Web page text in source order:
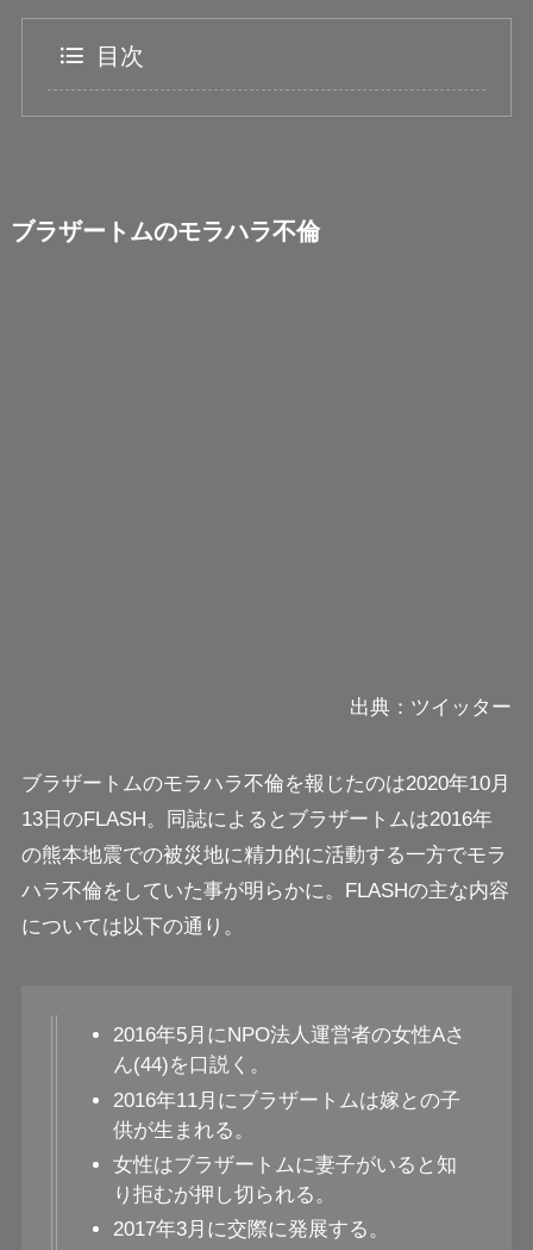
目次
ブラザートムのモラハラ不倫
出典：ツイッター
ブラザートムのモラハラ不倫を報じたのは2020年10月
13日のFLASH。同誌によるとブラザートムは2016年
の熊本地震での被災地に精力的に活動する一方でモラ
ハラ不倫をしていた事が明らかに。FLASHの主な内容
については以下の通り。
2016年5月にNPO法人運営者の女性Aさ
ん(44)を口説く。
2016年11月にブラザートムは嫁との子
供が生まれる。
女性はブラザートムに妻子がいると知
り拒むが押し切られる。
2017年3月に交際に発展する。